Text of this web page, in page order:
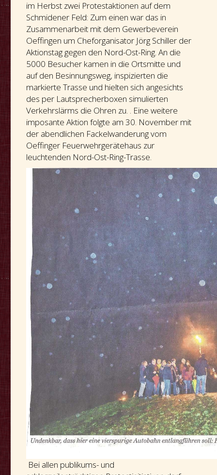
im Herbst zwei Protestaktionen auf dem
Schmidener Feld: Zum einen war das in
Zusammenarbeit mit dem Gewerbeverein
Oeffingen um Cheforganisator Jörg Schiller der
Aktionstag gegen den Nord-Ost-Ring. An die
5000 Besucher kamen in die Ortsmitte und
auf den Besinnungsweg, inspizierten die
markierte Trasse und hielten sich angesichts
des per Lautsprecherboxen simulierten
Verkehrslärms die Ohren zu. . Eine weitere
imposante Aktion folgte am 30. November mit
der abendlichen Fackelwanderung vom
Oeffinger Feuerwehrgerätehaus zur
leuchtenden Nord-Ost-Ring-Trasse.
Bei allen publikums- und